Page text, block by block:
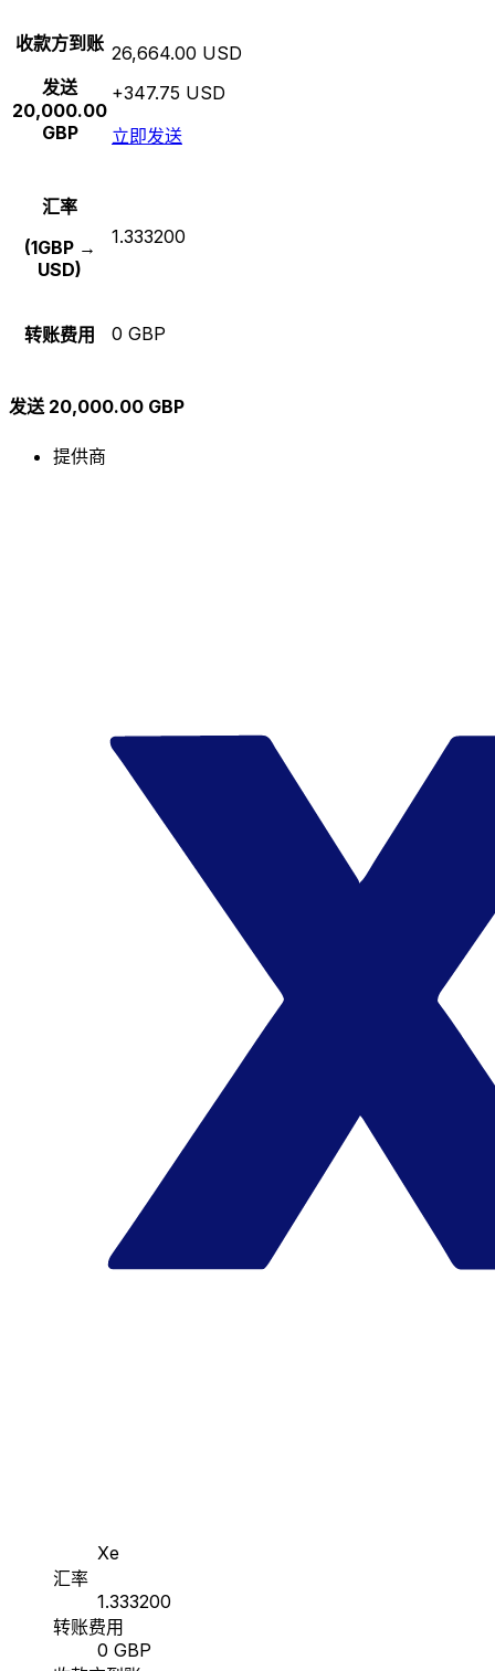
收款方到账
发送
20,000.00
GBP
26,664.00 USD
+347.75 USD
立即发送
汇率
(1GBP →
USD)
1.333200
转账费用 0 GBP
发送 20,000.00 GBP
提供商
Xe
汇率
1.333200
转账费用
0 GBP